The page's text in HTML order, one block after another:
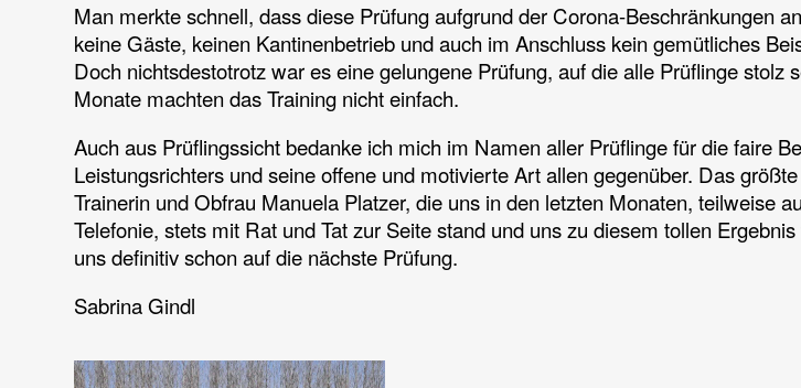
Man merkte schnell, dass diese Prüfung aufgrund der Corona-Beschränkungen
keine Gäste, keinen Kantinenbetrieb und auch im Anschluss kein gemütliches
Doch nichtsdestotrotz war es eine gelungene Prüfung, auf die alle Prüflinge stolz
Monate machten das Training nicht einfach.
Auch aus Prüflingssicht bedanke ich mich im Namen aller Prüflinge für die faire
Leistungsrichters und seine offene und motivierte Art allen gegenüber. Das
Trainerin und Obfrau Manuela Platzer, die uns in den letzten Monaten, teilweise
Telefonie, stets mit Rat und Tat zur Seite stand und uns zu diesem tollen
uns definitiv schon auf die nächste Prüfung.
Sabrina Gindl